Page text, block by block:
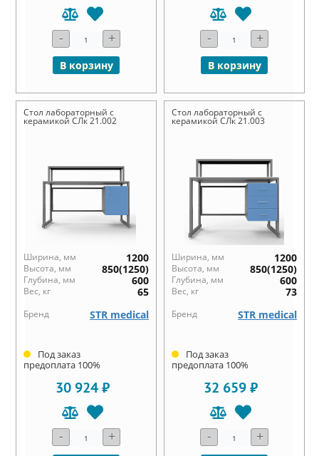
- +
В корзину
- +
В корзину
Стол лабораторный с
керамикой СЛк 21.002
Ширина, мм 1200
Высота, мм 850(1250)
Глубина, мм 600
Вес, кг 65
Бренд STR medical
Под заказ
предоплата 100%
30 924 ₽
- +
Стол лабораторный с
керамикой СЛк 21.003
Ширина, мм 1200
Высота, мм 850(1250)
Глубина, мм 600
Вес, кг 73
Бренд STR medical
Под заказ
предоплата 100%
32 659 ₽
- +